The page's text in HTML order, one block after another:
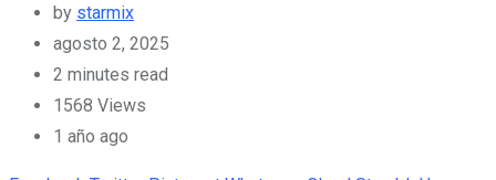
by starmix
agosto 2, 2025
2 minutes read
1568 Views
1 año ago